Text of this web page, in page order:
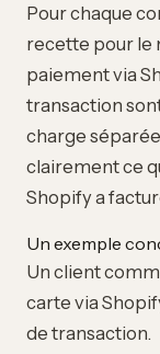
Pour chaque
recette pour le
paiement via
transaction
charge
clairement ce
Shopify a
Un exemple
Un client
carte via
de transaction.